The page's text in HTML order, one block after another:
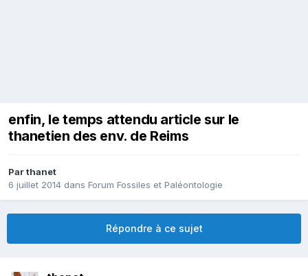
enfin, le temps attendu article sur le
thanetien des env. de Reims
Parthanet
6 juillet 2014 dans Forum Fossiles et Paléontologie
Répondre à ce sujet